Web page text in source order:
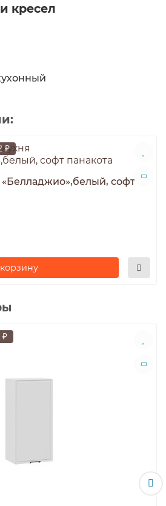
кресел
₽
софт
₽